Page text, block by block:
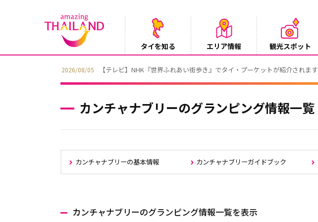
タイを知る エリア情報 観光スポット
2026/08/05 【テレビ】NHK『世界ふれあい街歩き』でタイ・プーケットが紹介されます
カンチャナブリーのグランピング情報一覧
カンチャナブリーの基本情報 カンチャナブリーガイドブック
カンチャナブリーのグランピング情報一覧を表示